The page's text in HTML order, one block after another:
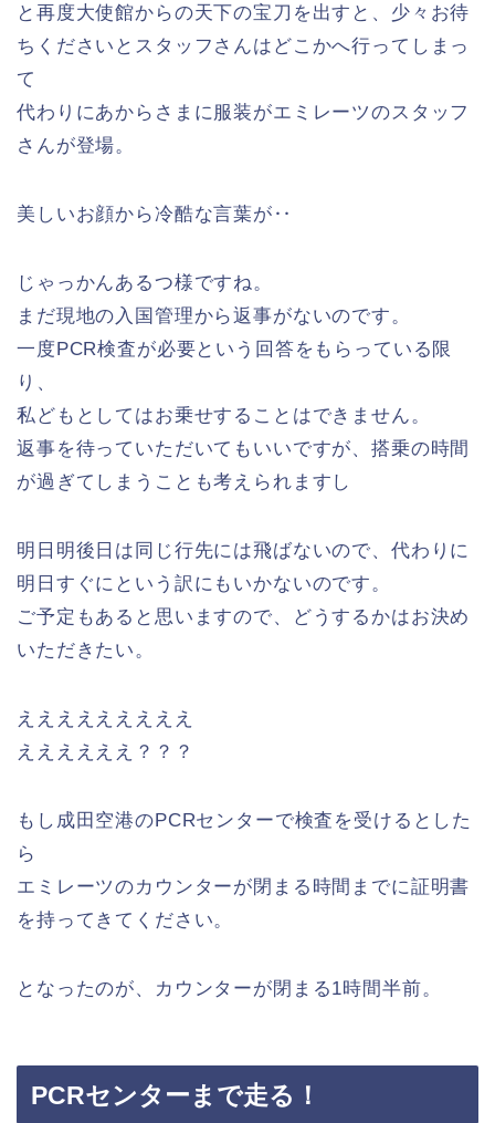
と再度大使館からの天下の宝刀を出すと、少々お待
ちくださいとスタッフさんはどこかへ行ってしまっ
て
代わりにあからさまに服装がエミレーツのスタッフ
さんが登場。
美しいお顔から冷酷な言葉が‥
じゃっかんあるつ様ですね。
まだ現地の入国管理から返事がないのです。
一度PCR検査が必要という回答をもらっている限
り、
私どもとしてはお乗せすることはできません。
返事を待っていただいてもいいですが、搭乗の時間
が過ぎてしまうことも考えられますし
明日明後日は同じ行先には飛ばないので、代わりに
明日すぐにという訳にもいかないのです。
ご予定もあると思いますので、どうするかはお決め
いただきたい。
えええええええええ
ええええええ？？？
もし成田空港のPCRセンターで検査を受けるとした
ら
エミレーツのカウンターが閉まる時間までに証明書
を持ってきてください。
となったのが、カウンターが閉まる1時間半前。
PCRセンターまで走る！